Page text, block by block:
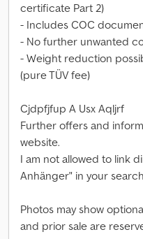
certificate Part 2)
- Includes COC
- No further unwanted
- Weight reduction
(pure TÜV fee)
Cjdpfjfup A Usx Aqljrf
Further offers and
website.
I am not allowed to link
Anhänger" in your
Photos may show
and prior sale are